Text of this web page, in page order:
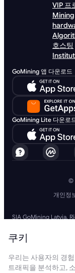
VIP 프
Mining
호스팅
GoMining 앱 다운로드
GoMining Lite 다운로
©
개인정
SIA GoMining Latvia,
GoMining (BVI)
Tortola, British Virgin
Islands VG 1110
GoMining (British
쿠키
우리는 사용자의 경
트래픽을 분석하고,